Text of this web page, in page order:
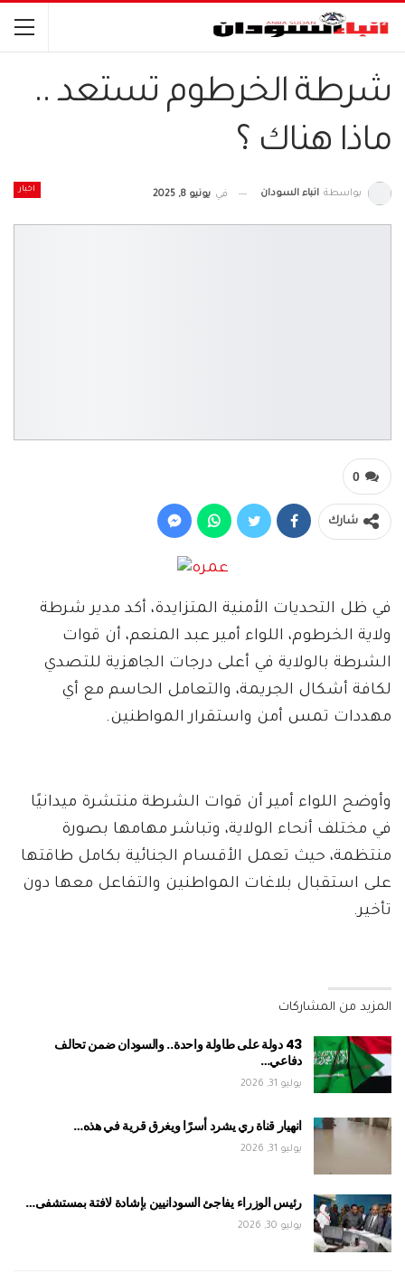
شرطة الخرطوم تستعد ..
ماذا هناك ؟
اخبار بواسطة انباء السودان في يونيو 8, 2025
0
شارك
في ظل التحديات الأمنية المتزايدة، أكد مدير شرطة
ولاية الخرطوم، اللواء أمير عبد المنعم، أن قوات
الشرطة بالولاية في أعلى درجات الجاهزية للتصدي
لكافة أشكال الجريمة، والتعامل الحاسم مع أي
مهددات تمس أمن واستقرار المواطنين.
وأوضح اللواء أمير أن قوات الشرطة منتشرة ميدانيًا
في مختلف أنحاء الولاية، وتباشر مهامها بصورة
منتظمة، حيث تعمل الأقسام الجنائية بكامل طاقتها
على استقبال بلاغات المواطنين والتفاعل معها دون
تأخير.
المزيد من المشاركات
43 دولة على طاولة واحدة.. والسودان ضمن تحالف
دفاعي…
يوليو 31, 2026
انهيار قناة ري يشرد أسرًا ويغرق قرية في هذه…
يوليو 31, 2026
رئيس الوزراء يفاجئ السودانيين بإشادة لافتة بمستشفى…
يوليو 30, 2026